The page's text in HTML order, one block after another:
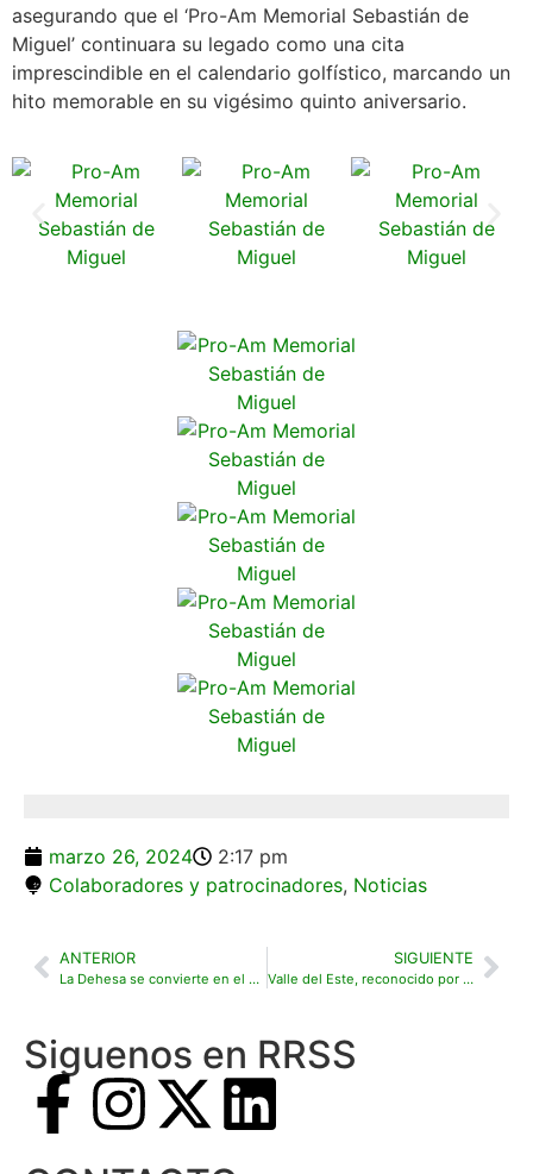
asegurando que el ‘Pro-Am Memorial Sebastián de
Miguel’ continuara su legado como una cita
imprescindible en el calendario golfístico, marcando un
hito memorable en su vigésimo quinto aniversario.
marzo 26, 2024
2:17 pm
Colaboradores y patrocinadores, Noticias
ANTERIOR
La Dehesa se convierte en el primer embajador de la marca Trackman en España
SIGUIENTE
Valle del Este, reconocido por sus buenas prácticas en el uso eficiente de agua
Siguenos en RRSS